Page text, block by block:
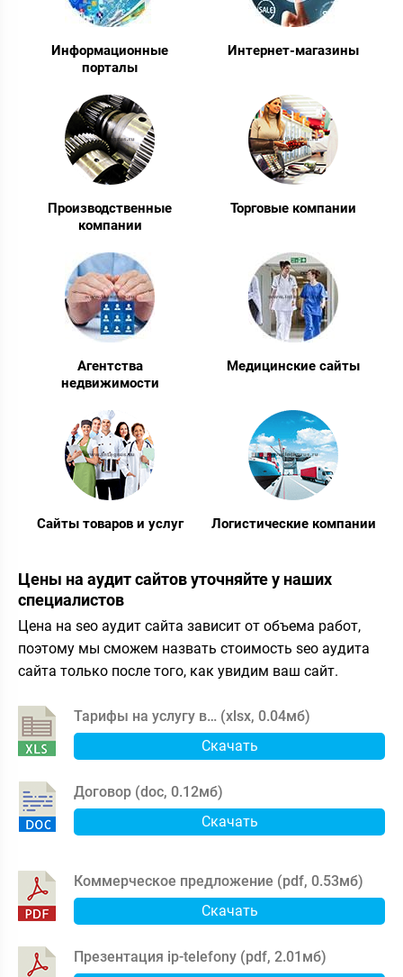
Информационные
порталы
Интернет-магазины
Производственные
компании
Торговые компании
Агентства
недвижимости
Медицинские сайты
Сайты товаров и услуг Логистические компании
Цены на аудит сайтов уточняйте у наших
специалистов
Цена на seo аудит сайта зависит от объема работ,
поэтому мы сможем назвать стоимость seo аудита
сайта только после того, как увидим ваш сайт.
Тарифы на услугу в… (xlsx, 0.04мб)
Скачать
Договор (doc, 0.12мб)
Скачать
Коммерческое предложение (pdf, 0.53мб)
Скачать
Презентация ip-telefony (pdf, 2.01мб)